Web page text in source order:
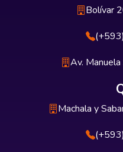
Bolívar
Av.
Machala y